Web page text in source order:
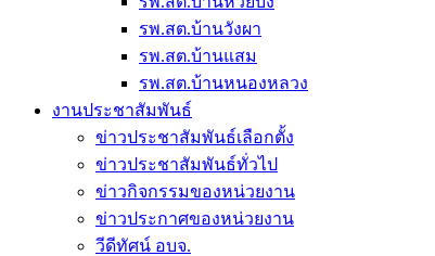
รพ.สต.บ้านวังผา
รพ.สต.บ้านแสม
รพ.สต.บ้านหนองหลวง
งานประชาสัมพันธ์
ข่าวประชาสัมพันธ์เลือกตั้ง
ข่าวประชาสัมพันธ์ทั่วไป
ข่าวกิจกรรมของหน่วยงาน
ข่าวประกาศของหน่วยงาน
วีดีทัศน์ อบจ.